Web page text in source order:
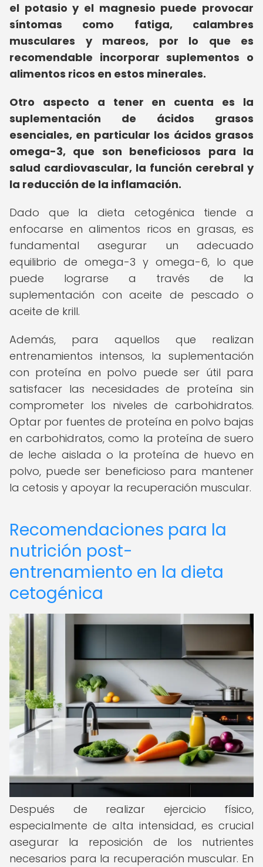
el potasio y el magnesio puede provocar
síntomas como fatiga, calambres
musculares y mareos, por lo que es
recomendable incorporar suplementos o
alimentos ricos en estos minerales.
Otro aspecto a tener en cuenta es la
suplementación de ácidos grasos
esenciales, en particular los ácidos grasos
omega-3, que son beneficiosos para la
salud cardiovascular, la función cerebral y
la reducción de la inflamación.
Dado que la dieta cetogénica tiende a
enfocarse en alimentos ricos en grasas, es
fundamental asegurar un adecuado
equilibrio de omega-3 y omega-6, lo que
puede lograrse a través de la
suplementación con aceite de pescado o
aceite de krill.
Además, para aquellos que realizan
entrenamientos intensos, la suplementación
con proteína en polvo puede ser útil para
satisfacer las necesidades de proteína sin
comprometer los niveles de carbohidratos.
Optar por fuentes de proteína en polvo bajas
en carbohidratos, como la proteína de suero
de leche aislada o la proteína de huevo en
polvo, puede ser beneficioso para mantener
la cetosis y apoyar la recuperación muscular.
Recomendaciones para la
nutrición post-
entrenamiento en la dieta
cetogénica
Después de realizar ejercicio físico,
especialmente de alta intensidad, es crucial
asegurar la reposición de los nutrientes
necesarios para la recuperación muscular. En